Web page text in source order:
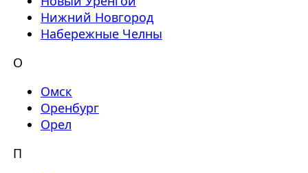
Нижний Новгород
Набережные Челны
О
Омск
Оренбург
Орел
П